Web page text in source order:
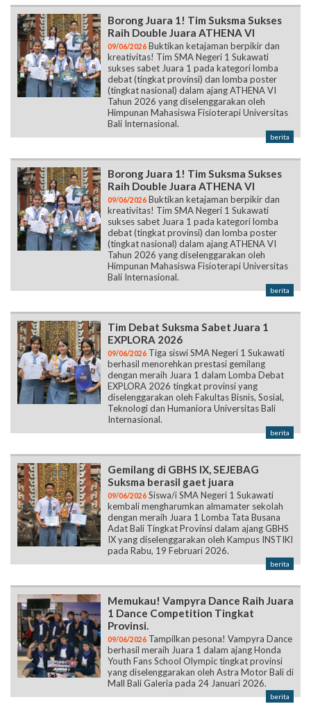
Borong Juara 1! Tim Suksma Sukses
Raih Double Juara ATHENA VI
09/06/2026 Buktikan ketajaman berpikir dan
kreativitas! Tim SMA Negeri 1 Sukawati
sukses sabet Juara 1 pada kategori lomba
debat (tingkat provinsi) dan lomba poster
(tingkat nasional) dalam ajang ATHENA VI
Tahun 2026 yang diselenggarakan oleh
Himpunan Mahasiswa Fisioterapi Universitas
Bali Internasional.
berita
Borong Juara 1! Tim Suksma Sukses
Raih Double Juara ATHENA VI
09/06/2026 Buktikan ketajaman berpikir dan
kreativitas! Tim SMA Negeri 1 Sukawati
sukses sabet Juara 1 pada kategori lomba
debat (tingkat provinsi) dan lomba poster
(tingkat nasional) dalam ajang ATHENA VI
Tahun 2026 yang diselenggarakan oleh
Himpunan Mahasiswa Fisioterapi Universitas
Bali Internasional.
berita
Tim Debat Suksma Sabet Juara 1
EXPLORA 2026
09/06/2026 Tiga siswi SMA Negeri 1 Sukawati
berhasil menorehkan prestasi gemilang
dengan meraih Juara 1 dalam Lomba Debat
EXPLORA 2026 tingkat provinsi yang
diselenggarakan oleh Fakultas Bisnis, Sosial,
Teknologi dan Humaniora Universitas Bali
Internasional.
berita
Gemilang di GBHS IX, SEJEBAG
Suksma berasil gaet juara
09/06/2026 Siswa/i SMA Negeri 1 Sukawati
kembali mengharumkan almamater sekolah
dengan meraih Juara 1 Lomba Tata Busana
Adat Bali Tingkat Provinsi dalam ajang GBHS
IX yang diselenggarakan oleh Kampus INSTIKI
pada Rabu, 19 Februari 2026.
berita
Memukau! Vampyra Dance Raih Juara
1 Dance Competition Tingkat
Provinsi.
09/06/2026 Tampilkan pesona! Vampyra Dance
berhasil meraih Juara 1 dalam ajang Honda
Youth Fans School Olympic tingkat provinsi
yang diselenggarakan oleh Astra Motor Bali di
Mall Bali Galeria pada 24 Januari 2026.
berita